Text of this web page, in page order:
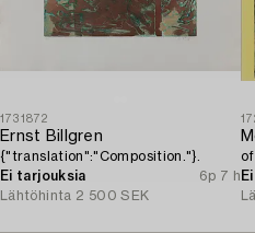
1731872
Ernst Billgren
{"translation":"Composition."}.
Ei tarjouksia
6p 7 h
Lähtöhinta 2 500 SEK